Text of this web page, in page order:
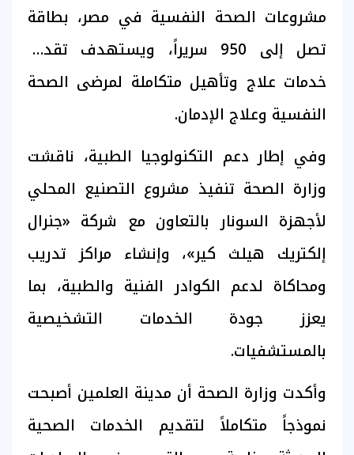
مشروعات الصحة النفسية في مصر، بطاقة
تصل إلى 950 سريراً، ويستهدف تقديم
خدمات علاج وتأهيل متكاملة لمرضى الصحة
النفسية وعلاج الإدمان.
وفي إطار دعم التكنولوجيا الطبية، ناقشت
وزارة الصحة تنفيذ مشروع التصنيع المحلي
لأجهزة السونار بالتعاون مع شركة «جنرال
إلكتريك هيلث كير»، وإنشاء مراكز تدريب
ومحاكاة لدعم الكوادر الفنية والطبية، بما
يعزز جودة الخدمات التشخيصية
بالمستشفيات.
وأكدت وزارة الصحة أن مدينة العلمين أصبحت
نموذجاً متكاملاً لتقديم الخدمات الصحية